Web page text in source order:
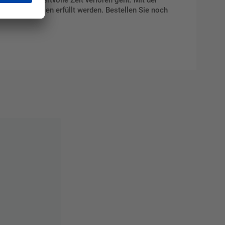
erfüllt werden. Bestellen Sie noch